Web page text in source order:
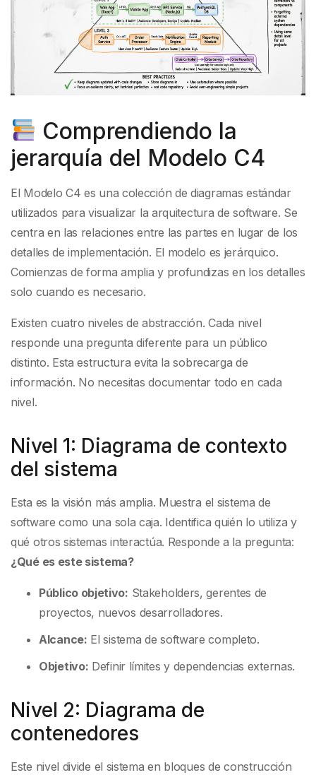
Comprendiendo la
jerarquía del Modelo C4
El Modelo C4 es una colección de diagramas estándar
utilizados para visualizar la arquitectura de software. Se
centra en las relaciones entre las partes en lugar de los
detalles de implementación. El modelo es jerárquico.
Comienzas de forma amplia y profundizas en los detalles
solo cuando es necesario.
Existen cuatro niveles de abstracción. Cada nivel
responde una pregunta diferente para un público
distinto. Esta estructura evita la sobrecarga de
información. No necesitas documentar todo en cada
nivel.
Nivel 1: Diagrama de contexto
del sistema
Esta es la visión más amplia. Muestra el sistema de
software como una sola caja. Identifica quién lo utiliza y
qué otros sistemas interactúa. Responde a la pregunta:
¿Qué es este sistema?
Público objetivo: Stakeholders, gerentes de
proyectos, nuevos desarrolladores.
Alcance: El sistema de software completo.
Objetivo: Definir límites y dependencias externas.
Nivel 2: Diagrama de
contenedores
Este nivel divide el sistema en bloques de construcción